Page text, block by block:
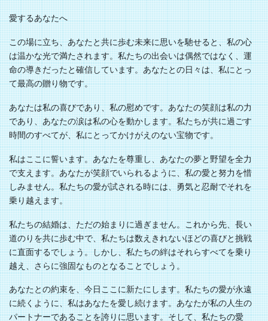
愛するあなたへ
この場に立ち、あなたと共に歩む未来に思いを馳せると、私の心
は温かな光で満たされます。私たちの出会いは偶然ではなく、運
命の導きだったと確信しています。あなたとの日々は、私にとっ
て最高の贈り物です。
あなたは私の喜びであり、私の慰めです。あなたの笑顔は私の力
であり、あなたの涙は私の心を動かします。私たちが共に過ごす
時間のすべてが、私にとってかけがえのない宝物です。
私はここに誓います。あなたを尊重し、あなたの夢と野望を全力
で支えます。あなたが笑顔でいられるように、私の愛と努力を惜
しみません。私たちの愛が試される時には、勇気と忍耐でそれを
乗り越えます。
私たちの結婚は、ただの始まりに過ぎません。これから先、長い
道のりを共に歩む中で、私たちは数えきれないほどの喜びと挑戦
に直面するでしょう。しかし、私たちの絆はそれらすべてを乗り
越え、さらに強固なものとなることでしょう。
あなたとの約束を、今日ここに新たにします。私たちの愛が永遠
に続くように、私はあなたを愛し続けます。あなたが私の人生の
パートナーであることを誇りに思います。そして、私たちの愛